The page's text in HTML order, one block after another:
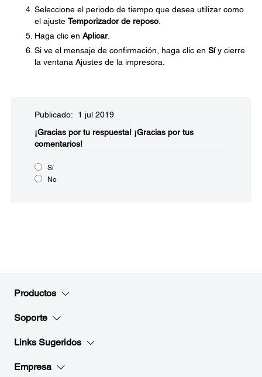
Seleccione el periodo de tiempo que desea utilizar como
el ajuste Temporizador de reposo
Haga clic en Aplicar.
Si ve el mensaje de confirmación, haga clic en Síy cierre
la ventana Ajustes de la impresora.
Publicado: 1 jul 2019
¡Gracias por tu respuesta! ¡Gracias por tus
comentarios!
Sí
No
Productos
Soporte
Links Sugeridos
Empresa